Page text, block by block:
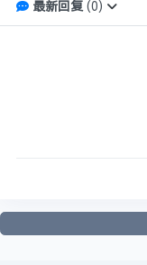
最新回复(0)